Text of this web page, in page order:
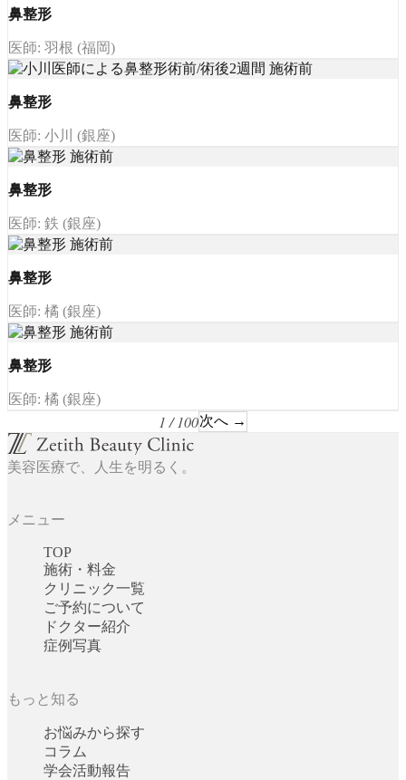
鼻整形
医師: 羽根 (福岡)
鼻整形
医師: 小川 (銀座)
鼻整形
医師: 鉄 (銀座)
鼻整形
医師: 橘 (銀座)
鼻整形
医師: 橘 (銀座)
1 / 100次へ →
美容医療で、人生を明るく。
メニュー
TOP
施術・料金
クリニック一覧
ご予約について
ドクター紹介
症例写真
もっと知る
お悩みから探す
コラム
学会活動報告